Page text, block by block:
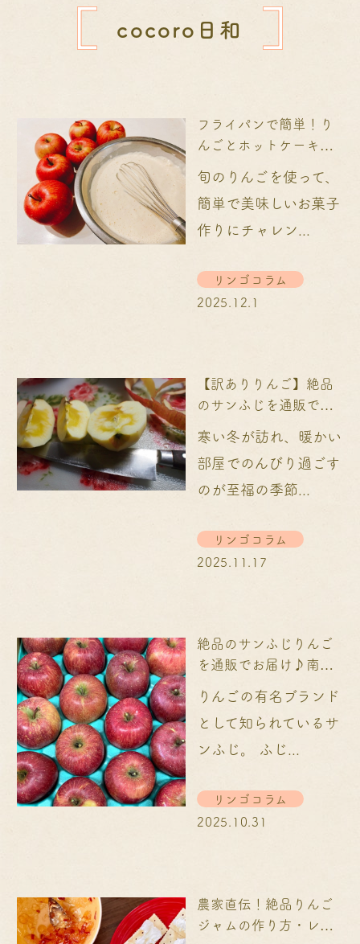
cocoro日和
フライパンで簡単！り
んごとホットケーキミ
レ...
旬のりんごを使って、
簡単で美味しいお菓子
作りにチャレン...
リンゴコラム
2025.12.1
【訳ありりんご】絶品
のサンふじを通販でお
寒い冬が訪れ、暖かい
部屋でのんびり過ごす
のが至福の季節...
リンゴコラム
2025.11.17
絶品のサンふじりんご
を通販でお届け♪南信
州から産地直送...
りんごの有名ブランド
として知られているサ
ンふじ。 ふじ...
リンゴコラム
2025.10.31
農家直伝！絶品りんご
ジャムの作り方・レシ